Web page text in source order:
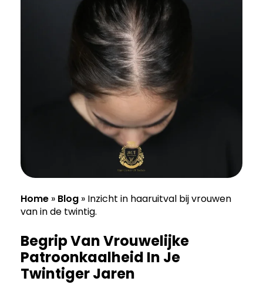
Home » Blog » Inzicht in haaruitval bij vrouwen
van in de twintig.
Begrip Van Vrouwelijke
Patroonkaalheid In Je
Twintiger Jaren